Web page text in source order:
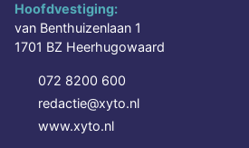
Hoofdvestiging:
van Benthuizenlaan 1
1701 BZ Heerhugowaard
072 8200 600
redactie@xyto.nl
www.xyto.nl